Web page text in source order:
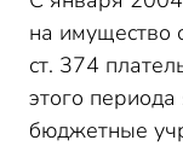
на имущество
ст. 374
этого
бюджетные